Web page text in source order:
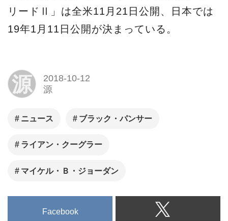
リードⅡ」は全米11月21日公開、日本では
19年1月11日公開が決まっている。
源
2018-10-12
源
ニュース ブラック・パンサー
ライアン・クーグラー
マイケル・Ｂ・ジョーダン
Facebook